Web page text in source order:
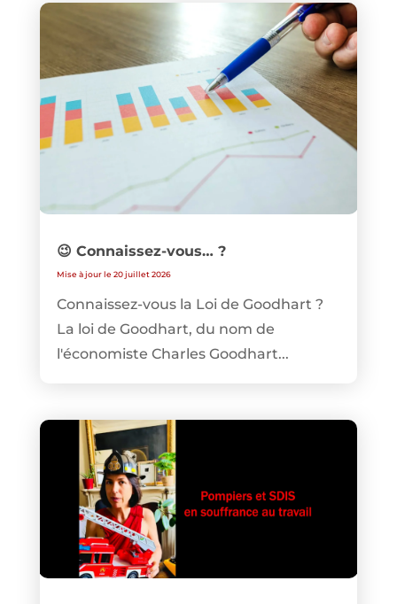
😉 Connaissez-vous… ?
Mise à jour le 20 juillet 2026
Connaissez-vous la Loi de Goodhart ?
La loi de Goodhart, du nom de
l'économiste Charles Goodhart...